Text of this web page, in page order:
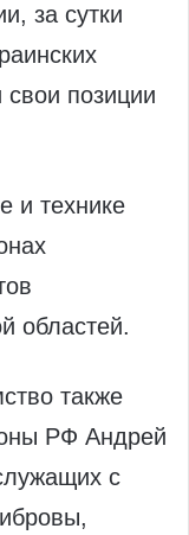
за сутки
позиции
и технике
областей.
также
РФ Андрей
с